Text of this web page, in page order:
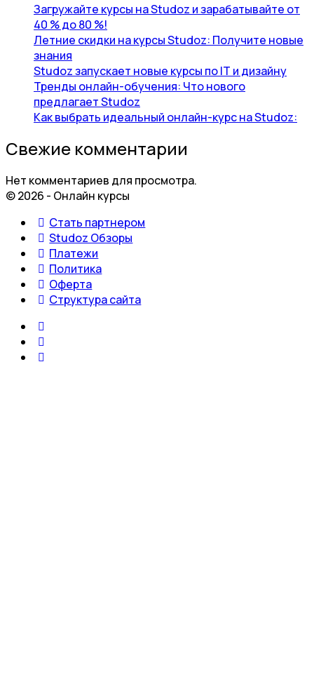
Загружайте курсы на Studoz и зарабатывайте от
40 % до 80 %!
Летние скидки на курсы Studoz: Получите новые
знания
Studoz запускает новые курсы по IT и дизайну
Тренды онлайн-обучения: Что нового
предлагает Studoz
Как выбрать идеальный онлайн-курс на Studoz:
Свежие комментарии
Нет комментариев для просмотра.
© 2026 - Онлайн курсы
Стать партнером
Studoz Обзоры
Платежи
Политика
Оферта
Структура сайта